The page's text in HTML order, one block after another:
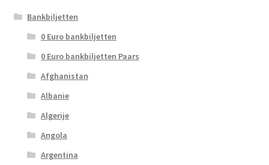
Bankbiljetten
0 Euro bankbiljetten
0 Euro bankbiljetten Paars
Afghanistan
Albanie
Algerije
Angola
Argentina